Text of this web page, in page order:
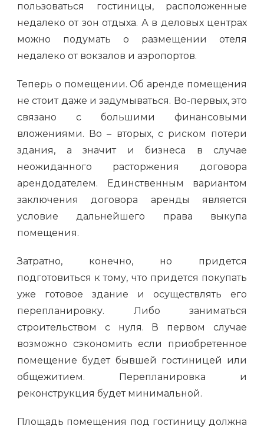
пользоваться гостиницы, расположенные
недалеко от зон отдыха. А в деловых центрах
можно подумать о размещении отеля
недалеко от вокзалов и аэропортов.
Теперь о помещении. Об аренде помещения
не стоит даже и задумываться. Во-первых, это
связано с большими финансовыми
вложениями. Во – вторых, с риском потери
здания, а значит и бизнеса в случае
неожиданного расторжения договора
арендодателем. Единственным вариантом
заключения договора аренды является
условие дальнейшего права выкупа
помещения.
Затратно, конечно, но придется
подготовиться к тому, что придется покупать
уже готовое здание и осуществлять его
перепланировку. Либо заниматься
строительством с нуля. В первом случае
возможно сэкономить если приобретенное
помещение будет бывшей гостиницей или
общежитием. Перепланировка и
реконструкция будет минимальной.
Площадь помещения под гостиницу должна